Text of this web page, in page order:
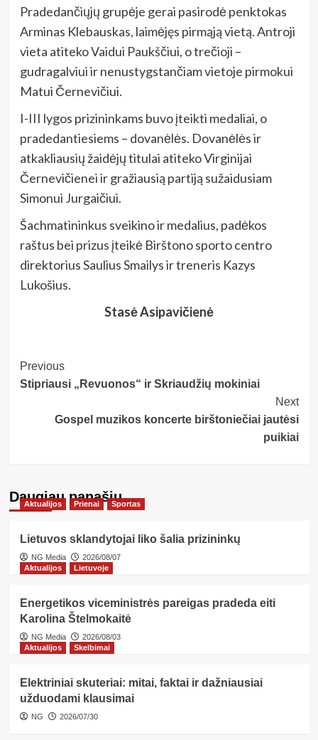
Pradedančiųjų grupėje gerai pasirodė penktokas
Arminas Klebauskas, laimėjęs pirmąją vietą. Antroji
vieta atiteko Vaidui Paukščiui, o trečioji –
gudragalviui ir nenustygstančiam vietoje pirmokui
Matui Černevičiui.
I-III lygos prizininkams buvo įteikti medaliai, o
pradedantiesiems – dovanėlės. Dovanėlės ir
atkakliausių žaidėjų titulai atiteko Virginijai
Černevičienei ir gražiausią partiją sužaidusiam
Simonui Jurgaičiui.
Šachmatininkus sveikino ir medalius, padėkos
raštus bei prizus įteikė Birštono sporto centro
direktorius Saulius Smailys ir treneris Kazys
Lukošius.
Stasė Asipavičienė
Post
Navigation
Previous
Stipriausi „Revuonos“ ir Skriaudžių mokiniai
Next
Gospel muzikos koncerte birštoniečiai jautėsi
puikiai
Daugiau panašių…
Aktualijos Prienai Sportas
Lietuvos sklandytojai liko šalia prizininkų
NG Media
2026/08/07
Aktualijos
Lietuvoje
Energetikos viceministrės pareigas pradeda eiti
Karolina Štelmokaitė
NG Media
2026/08/03
Aktualijos
Skelbimai
Elektriniai skuteriai: mitai, faktai ir dažniausiai
užduodami klausimai
NG 2026/07/30